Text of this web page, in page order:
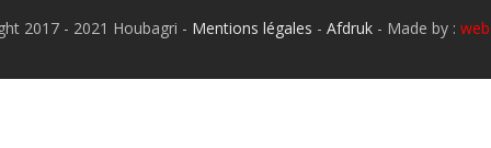
2017 - 2021 Houbagri - Mentions légales - Afdruk- Made by :